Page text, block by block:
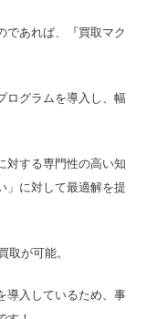
であれば、『買取マク
ログラムを導入し、幅
対する専門性の高い知
」に対して最適解を提
取が可能。
導入しているため、事